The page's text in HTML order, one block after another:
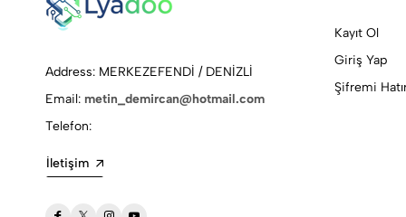
Address: MERKEZEFENDİ / DENİZLİ
Email: metin_demircan@hotmail.com
Telefon:
İletişim
Kayıt Ol
Giriş Yap
Şifremi